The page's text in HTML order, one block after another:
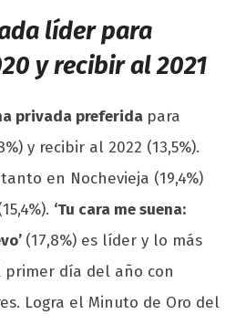
líder para
y recibir al 2021
privada preferida para
y recibir al 2022 (13,5%).
en Nochevieja (19,4%)
‘Tu cara me suena:
(17,8%) es líder y lo más
día del año con
Logra el Minuto de Oro del